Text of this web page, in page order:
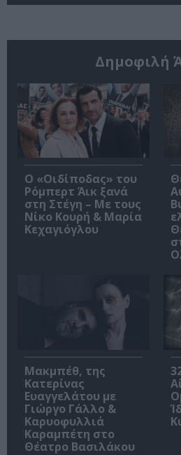
Δημοφιλή
O «Οιδίποδας» του
Ρόμπερτ Άικ ξανά
στη Στέγη – Με τους
Νίκο Κουρή & Μαρία
Κεχαγιόγλου
Μακμπέθ, της
Κατερίνας
Ευαγγελάτου με
Γιώργο Γάλλο &
Καρυοφυλλιά
Καραμπέτη στο
Θέατρο Βασιλάκου